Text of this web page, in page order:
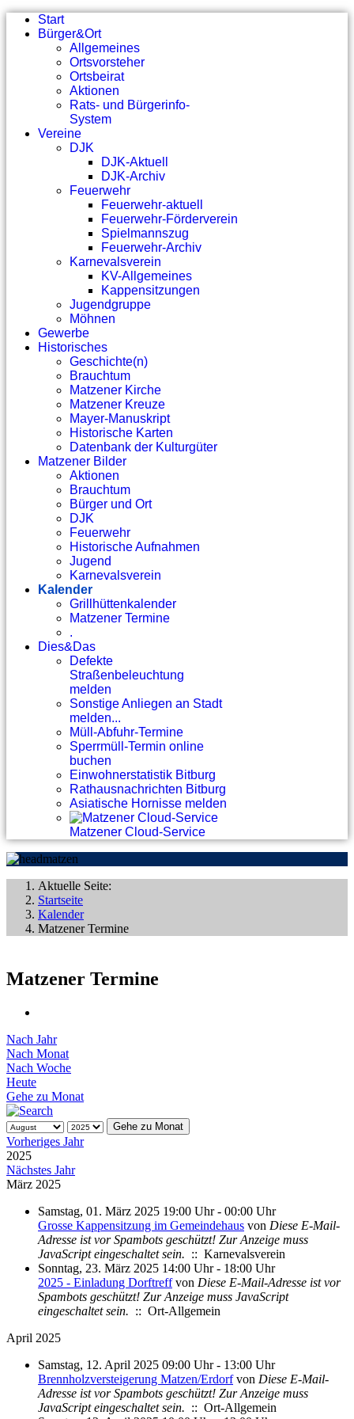
Start
Bürger&Ort
Allgemeines
Ortsvorsteher
Ortsbeirat
Aktionen
Rats- und Bürgerinfo-
System
Vereine
DJK
DJK-Aktuell
DJK-Archiv
Feuerwehr
Feuerwehr-aktuell
Feuerwehr-Förderverein
Spielmannszug
Feuerwehr-Archiv
Karnevalsverein
KV-Allgemeines
Kappensitzungen
Jugendgruppe
Möhnen
Gewerbe
Historisches
Geschichte(n)
Brauchtum
Matzener Kirche
Matzener Kreuze
Mayer-Manuskript
Historische Karten
Datenbank der Kulturgüter
Matzener Bilder
Aktionen
Brauchtum
Bürger und Ort
DJK
Feuerwehr
Historische Aufnahmen
Jugend
Karnevalsverein
Kalender
Grillhüttenkalender
Matzener Termine
.
Dies&Das
Defekte
Straßenbeleuchtung
melden
Sonstige Anliegen an Stadt
melden...
Müll-Abfuhr-Termine
Sperrmüll-Termin online
buchen
Einwohnerstatistik Bitburg
Rathausnachrichten Bitburg
Asiatische Hornisse melden
Matzener Cloud-Service
Aktuelle Seite:
Startseite
Kalender
Matzener Termine
Matzener Termine
Nach Jahr
Nach Monat
Nach Woche
Heute
Gehe zu Monat
Gehe zu Monat
Vorheriges Jahr
2025
Nächstes Jahr
März 2025
Samstag, 01. März 2025 19:00 Uhr - 00:00 Uhr
Grosse Kappensitzung im Gemeindehaus von Diese E-Mail-
Adresse ist vor Spambots geschützt! Zur Anzeige muss
JavaScript eingeschaltet sein. :: Karnevalsverein
Sonntag, 23. März 2025 14:00 Uhr - 18:00 Uhr
2025 - Einladung Dorftreffvon Diese E-Mail-Adresse ist vor
Spambots geschützt! Zur Anzeige muss JavaScript
eingeschaltet sein. :: Ort-Allgemein
April 2025
Samstag, 12. April 2025 09:00 Uhr - 13:00 Uhr
Brennholzversteigerung Matzen/Erdorfvon Diese E-Mail-
Adresse ist vor Spambots geschützt! Zur Anzeige muss
JavaScript eingeschaltet sein. :: Ort-Allgemein